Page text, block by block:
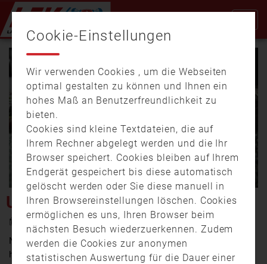
Video
UNWETTER IN MÜNCHEN
4. Februar 2020 19:04
Nach den starken Sturmböen der vergangenen Nacht
hat die Feuerwehr die Stadt wieder aufgeräumt.
Cookie-Einstellungen
Wir verwenden Cookies , um die Webseiten
optimal gestalten zu können und Ihnen ein
hohes Maß an Benutzerfreundlichkeit zu
bieten.
Cookies sind kleine Textdateien, die auf
Ihrem Rechner abgelegt werden und die Ihr
Browser speichert. Cookies bleiben auf Ihrem
Endgerät gespeichert bis diese automatisch
gelöscht werden oder Sie diese manuell in
Ihren Browsereinstellungen löschen. Cookies
ermöglichen es uns, Ihren Browser beim
nächsten Besuch wiederzuerkennen. Zudem
werden die Cookies zur anonymen
statistischen Auswertung für die Dauer einer